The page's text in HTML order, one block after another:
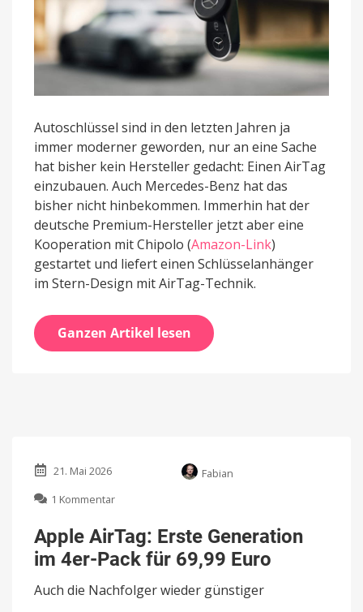
Autoschlüssel sind in den letzten Jahren ja
immer moderner geworden, nur an eine Sache
hat bisher kein Hersteller gedacht: Einen AirTag
einzubauen. Auch Mercedes-Benz hat das
bisher nicht hinbekommen. Immerhin hat der
deutsche Premium-Hersteller jetzt aber eine
Kooperation mit Chipolo (Amazon-Link)
gestartet und liefert einen Schlüsselanhänger
im Stern-Design mit AirTag-Technik.
Ganzen Artikel lesen
21. Mai 2026
Fabian
1 Kommentar
AirTag:
Erste
Generation
4er-
Apple AirTag: Erste Generation
im 4er-Pack für 69,99 Euro
Auch die Nachfolger wieder günstiger